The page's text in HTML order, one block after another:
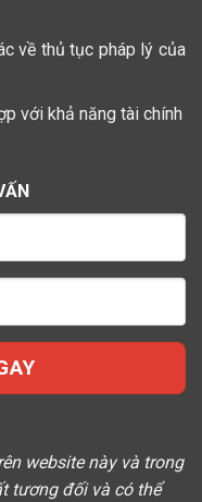
về thủ tục pháp lý của
với khả năng tài chính
website này và trong
tương đối và có thể